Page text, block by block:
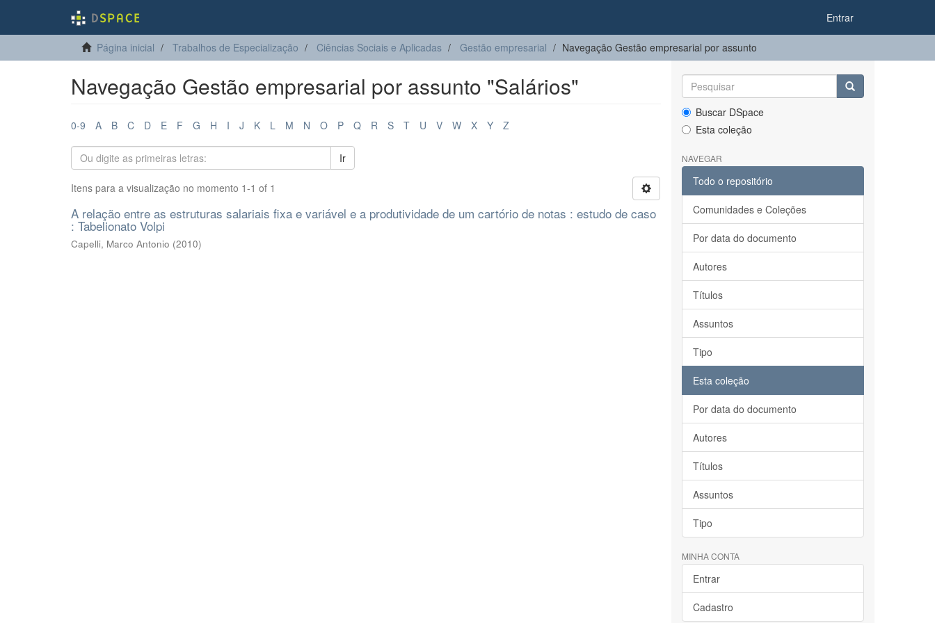
Entrar
Página inicial Trabalhos de Especialização Ciências Sociais e Aplicadas Gestão empresarial Navegação Gestão empresarial por assunto
Navegação Gestão empresarial por assunto "Salários"
0-9 A B C D E F G H I J K L M N O P Q R S T U V W X Y Z
Ir
Itens para a visualização no momento 1-1 of 1
A relação entre as estruturas salariais fixa e variável e a produtividade de um cartório de notas : estudo de caso
: Tabelionato Volpi
Capelli, Marco Antonio (2010)
Buscar DSpace
Esta coleção
NAVEGAR
Todo o repositório
Comunidades e Coleções
Por data do documento
Autores
Títulos
Assuntos
Tipo
Esta coleção
Por data do documento
Autores
Títulos
Assuntos
Tipo
MINHA CONTA
Entrar
Cadastro